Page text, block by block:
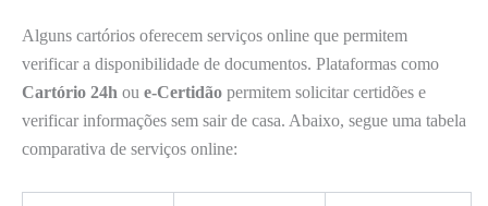
Alguns cartórios oferecem serviços online que permitem
verificar a disponibilidade de documentos. Plataformas como
Cartório 24h ou e-Certidão permitem solicitar certidões e
verificar informações sem sair de casa. Abaixo, segue uma tabela
comparativa de serviços online: